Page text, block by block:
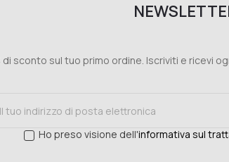
di sconto sul tuo primo ordine. Iscriviti e ricevi
Ho preso visione dell'informativa sul